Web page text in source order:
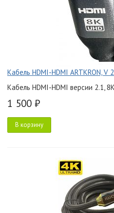
Кабель HDMI-HDMI ARTKRON, V
Кабель HDMI-HDMI версии 2.1,
1 500 ₽
В корзину